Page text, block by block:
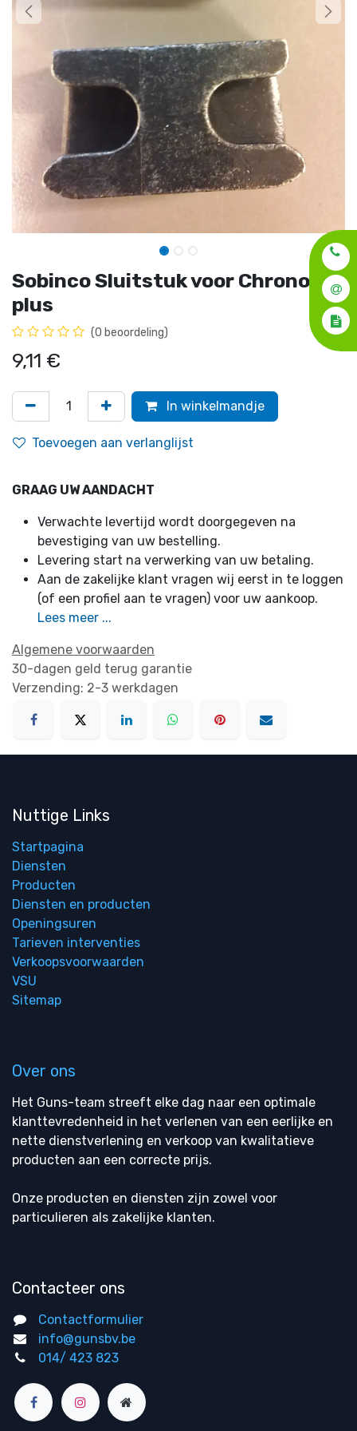
Sobinco Sluitstuk voor Chrono
plus
(0 beoordeling)
9,11 €
In winkelmandje
Toevoegen aan verlanglijst
GRAAG UW AANDACHT
Verwachte levertijd wordt doorgegeven na
bevestiging van uw bestelling.
Levering start na verwerking van uw betaling.
Aan de zakelijke klant vragen wij eerst in te loggen
(of een profiel aan te vragen) voor uw aankoop.
Lees meer ...
Algemene voorwaarden
30-dagen geld terug garantie
Verzending: 2-3 werkdagen
Nuttige Links
Startpagina
Diensten
Producten
Diensten en producten
Openingsuren
Tarieven interventies
Verkoopsvoorwaarden
VSU
Sitemap
Over ons
Het Guns-team streeft elke dag naar een optimale
klanttevredenheid in het verlenen van een eerlijke en
nette dienstverlening en verkoop van kwalitatieve
producten aan een correcte prijs.
Onze producten en diensten zijn zowel voor
particulieren als zakelijke klanten.
Contacteer ons
Contactformulier
info@gunsbv.be
014/ 423 823